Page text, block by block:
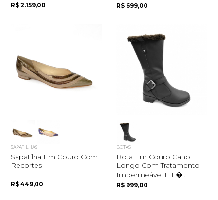
R$ 2.159,00 R$ 699,00
SAPATILHAS
Sapatilha Em Couro Com
Recortes
R$ 449,00
BOTAS
Bota Em Couro Cano
Longo Com Tratamento
Impermeável E L�...
R$ 999,00